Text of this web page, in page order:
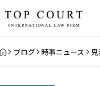
HOME
ブログ 時事ニュース